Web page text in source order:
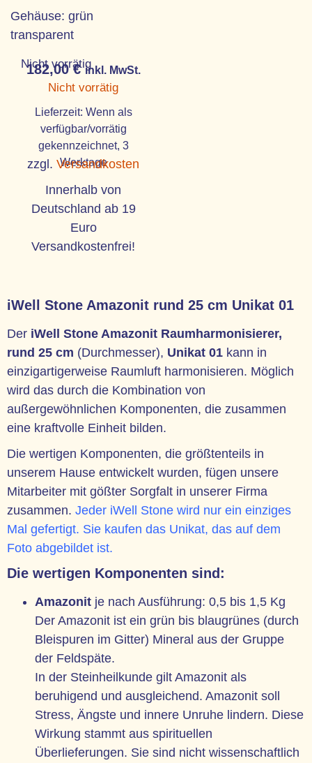
Gehäuse: grün
transparent
182,00€ inkl. MwSt.
Nicht vorrätig
Nicht vorrätig
Lieferzeit: Wenn als
verfügbar/vorrätig
gekennzeichnet, 3
Werktage
zzgl.Versandkosten
Innerhalb von
Deutschland ab 19
Euro
Versandkostenfrei!
iWell Stone Amazonit rund 25 cm Unikat 01
Der iWell Stone Amazonit Raumharmonisierer,
rund 25 cm (Durchmesser), Unikat 01 kann in
einzigartigerweise Raumluft harmonisieren. Möglich
wird das durch die Kombination von
außergewöhnlichen Komponenten, die zusammen
eine kraftvolle Einheit bilden.
Die wertigen Komponenten, die größtenteils in
unserem Hause entwickelt wurden, fügen unsere
Mitarbeiter mit gößter Sorgfalt in unserer Firma
zusammen. Jeder iWell Stone wird nur ein einziges
Mal gefertigt. Sie kaufen das Unikat, das auf dem
Foto abgebildet ist.
Die wertigen Komponenten sind:
Amazonit je nach Ausführung: 0,5 bis 1,5 Kg
Der Amazonit ist ein grün bis blaugrünes (durch
Bleispuren im Gitter) Mineral aus der Gruppe
der Feldspäte.
In der Steinheilkunde gilt Amazonit als
beruhigend und ausgleichend. Amazonit soll
Stress, Ängste und innere Unruhe lindern. Diese
Wirkung stammt aus spirituellen
Überlieferungen. Sie sind nicht wissenschaftlich